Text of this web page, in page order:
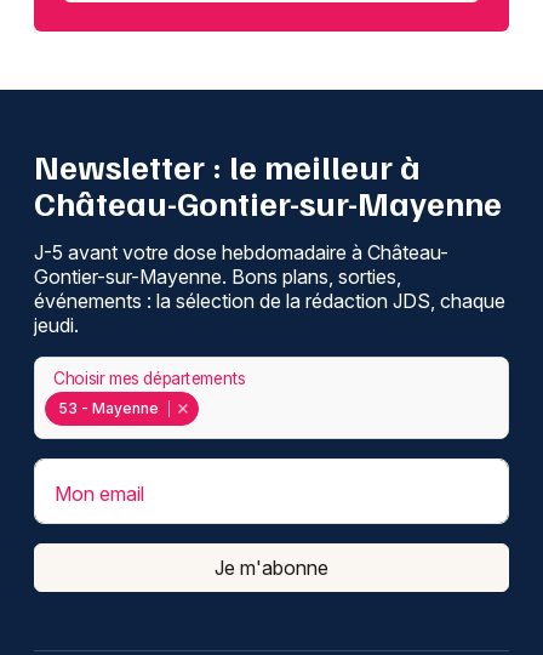
Newsletter : le meilleur à
Château-Gontier-sur-Mayenne
J-5 avant votre dose hebdomadaire à Château-
Gontier-sur-Mayenne. Bons plans, sorties,
événements : la sélection de la rédaction JDS, chaque
jeudi.
53 - Mayenne
Choisir mes départements
Mon email
Je m'abonne